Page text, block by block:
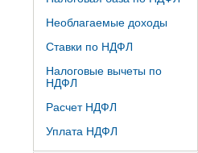
Необлагаемые доходы
Ставки по НДФЛ
Налоговые вычеты по
НДФЛ
Расчет НДФЛ
Уплата НДФЛ